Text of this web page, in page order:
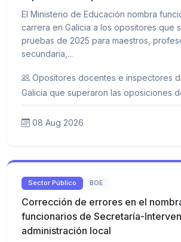
El Ministerio de Educación nombra
carrera en Galicia a los opositores que
pruebas de 2025 para maestros,
secundaria,...
Opositores docentes e inspectores
Galicia que superaron las oposiciones
08 Aug 2026
Sector Público BOE
Corrección de errores en el
funcionarios de Secretaría-
administración local